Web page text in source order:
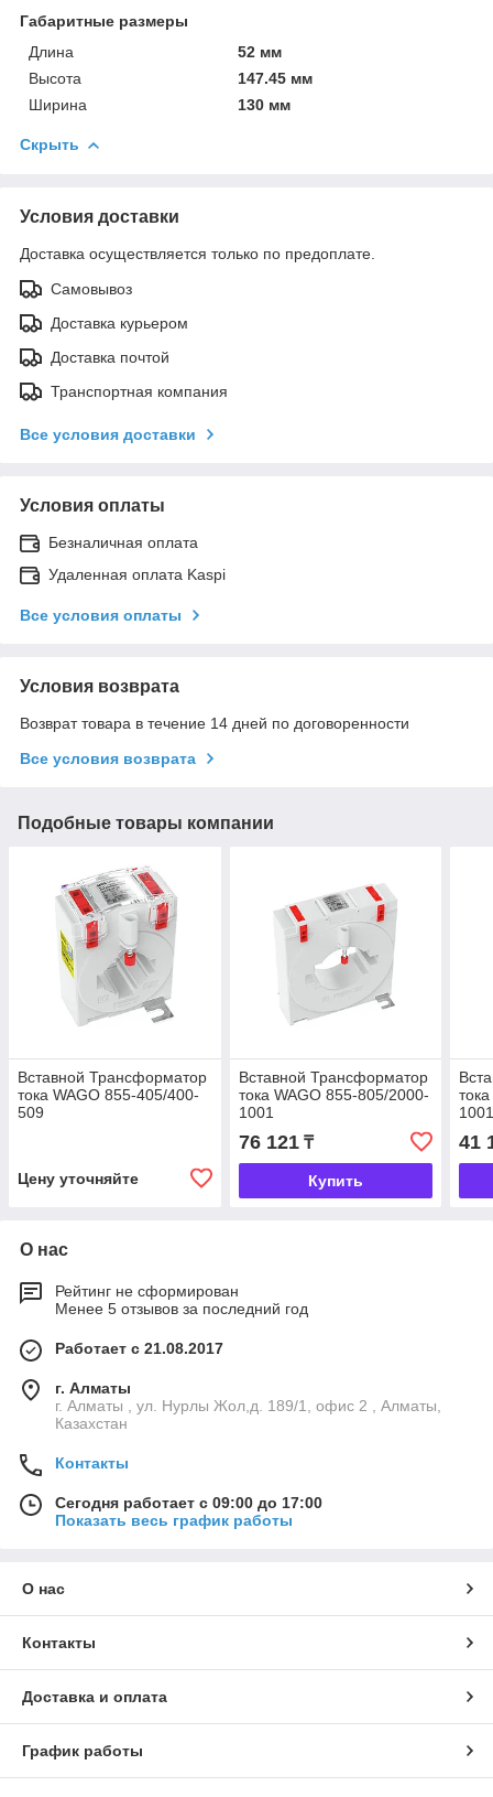
Габаритные размеры
Длина
52 мм
Высота
147.45 мм
Ширина
130 мм
Скрыть
Условия доставки
Доставка осуществляется только по предоплате.
Самовывоз
Доставка курьером
Доставка почтой
Транспортная компания
Все условия доставки
Условия оплаты
Безналичная оплата
Удаленная оплата Kaspi
Все условия оплаты
Условия возврата
Возврат товара в течение 14 дней по договоренности
Все условия возврата
Подобные товары компании
Вставной Трансформатор
тока WAGO 855-405/400-
509
Цену уточняйте
Вставной Трансформатор
тока WAGO 855-805/2000-
1001
76 121₸
Купить
41
О нас
Рейтинг не сформирован
Менее 5 отзывов за последний год
Работает с 21.08.2017
г. Алматы
г. Алматы , ул. Нурлы Жол,д. 189/1, офис 2 , Алматы,
Казахстан
Контакты
Сегодня работает с 09:00 до 17:00
Показать весь график работы
О нас
Контакты
Доставка и оплата
График работы